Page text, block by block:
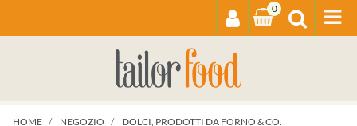
0
HOME NEGOZIO
DOLCI, PRODOTTI DA FORNO & CO.